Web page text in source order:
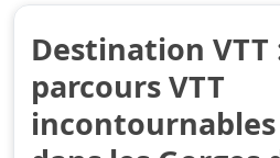
Destination VTT
parcours VTT
incontournables